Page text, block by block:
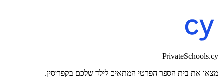
PrivateSchools.cy
מצאו את בית הספר הפרטי המתאים לילד שלכם בקפריסין.